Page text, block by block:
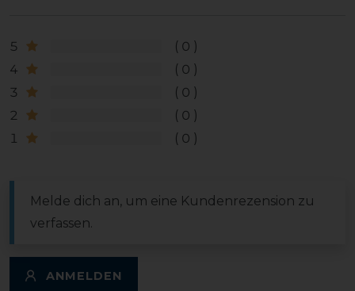
5
0
4
0
3
0
2
0
1
0
Melde dich an, um eine Kundenrezension zu
verfassen.
ANMELDEN